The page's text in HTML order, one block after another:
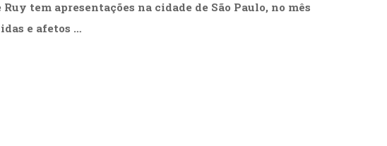
tem apresentações na cidade de São Paulo, no mês
e afetos …